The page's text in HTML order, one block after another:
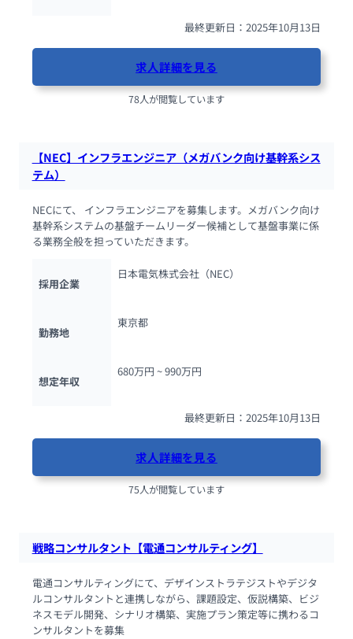
最終更新日：2025年10月13日
求人詳細を見る
78人が閲覧しています
【NEC】インフラエンジニア（メガバンク向け基幹系シス
テム）
NECにて、 インフラエンジニアを募集します。メガバンク向け
基幹系システムの基盤チームリーダー候補として基盤事業に係
る業務全般を担っていただきます。
採用企業
日本電気株式会社（NEC）
勤務地
東京都
想定年収
680万円 ~ 990万円
最終更新日：2025年10月13日
求人詳細を見る
75人が閲覧しています
戦略コンサルタント【電通コンサルティング】
電通コンサルティングにて、デザインストラテジストやデジタ
ルコンサルタントと連携しながら、課題設定、仮説構築、ビジ
ネスモデル開発、シナリオ構築、実施プラン策定等に携わるコ
ンサルタントを募集